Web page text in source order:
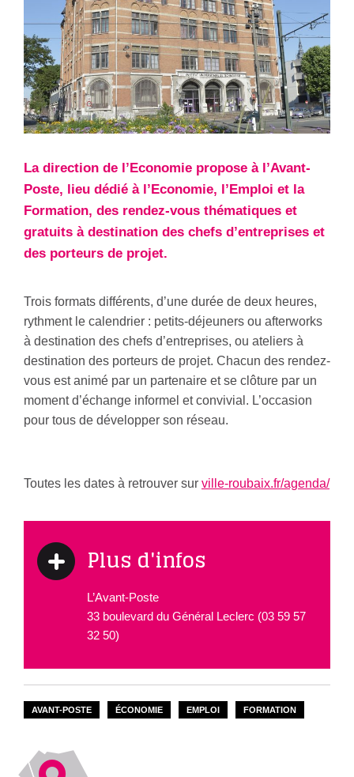
La direction de l’Economie propose à l’Avant-
Poste, lieu dédié à l’Economie, l’Emploi et la
Formation, des rendez-vous thématiques et
gratuits à destination des chefs d’entreprises et
des porteurs de projet.
Trois formats différents, d’une durée de deux heures,
rythment le calendrier : petits-déjeuners ou afterworks
à destination des chefs d’entreprises, ou ateliers à
destination des porteurs de projet. Chacun des rendez-
vous est animé par un partenaire et se clôture par un
moment d’échange informel et convivial. L’occasion
pour tous de développer son réseau.
Toutes les dates à retrouver sur ville-roubaix.fr/agenda/
Plus d'infos
L’Avant-Poste
33 boulevard du Général Leclerc (03 59 57
32 50)
AVANT-POSTE ÉCONOMIE EMPLOI FORMATION